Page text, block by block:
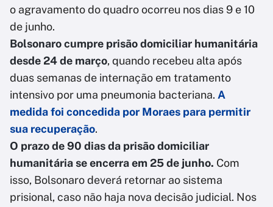
o agravamento do quadro ocorreu nos dias 9 e 10
de junho.
Bolsonaro cumpre prisão domiciliar humanitária
desde 24 de março, quando recebeu alta após
duas semanas de internação em tratamento
intensivo por uma pneumonia bacteriana. A
medida foi concedida por Moraes para permitir
sua recuperação.
O prazo de 90 dias da prisão domiciliar
humanitária se encerra em 25 de junho. Com
isso, Bolsonaro deverá retornar ao sistema
prisional, caso não haja nova decisão judicial. Nos